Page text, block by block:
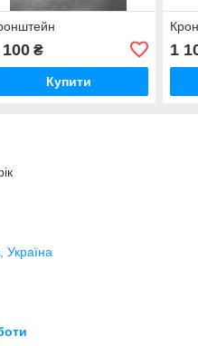
100₴
Купити
1
Україна